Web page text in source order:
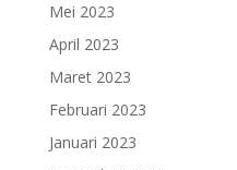
Mei 2023
April 2023
Maret 2023
Februari 2023
Januari 2023